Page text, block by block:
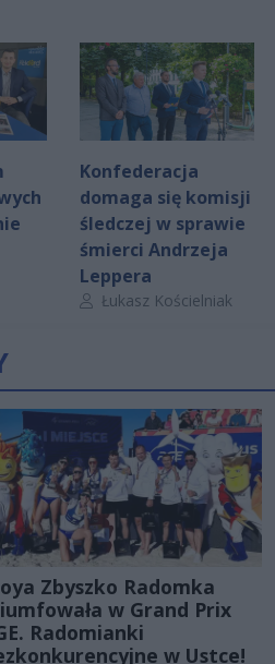
Konfederacja
domaga się komisji
śledczej w sprawie
śmierci Andrzeja
Leppera
Autor artykułu:
Łukasz Kościelniak
Zbyszko Radomka
w Grand Prix
Radomianki
w Ustce!